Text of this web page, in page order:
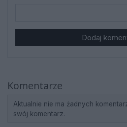
Dodaj
Komentarze
Aktualnie nie ma żadnych
swój komentarz.